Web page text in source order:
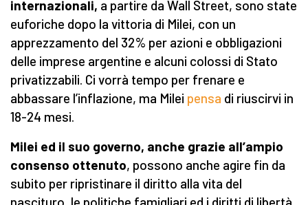
internazionali, a partire da Wall Street, sono state
euforiche dopo la vittoria di Milei, con un
apprezzamento del 32% per azioni e obbligazioni
delle imprese argentine e alcuni colossi di Stato
privatizzabili. Ci vorrà tempo per frenare e
abbassare l’inflazione, ma Milei pensa di riuscirvi in
18-24 mesi.
Milei ed il suo governo, anche grazie all’ampio
consenso ottenuto, possono anche agire fin da
subito per ripristinare il diritto alla vita del